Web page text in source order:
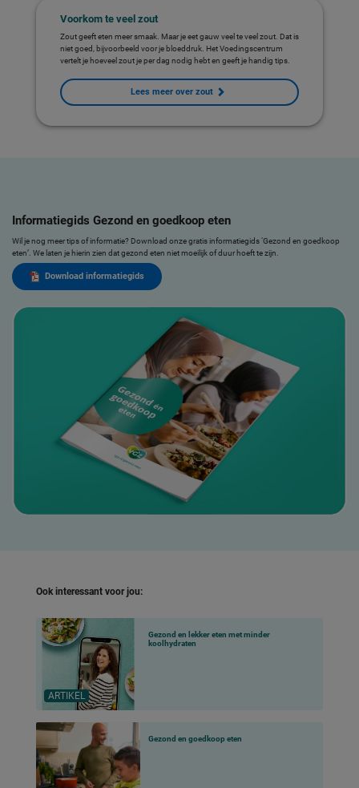
Voorkom te veel zout
Zout geeft eten meer smaak. Maar je eet gauw veel te veel zout. Dat is
niet goed, bijvoorbeeld voor je bloeddruk. Het Voedingscentrum
vertelt je hoeveel zout je per dag nodig hebt en geeft je handig tips.
Lees meer over zout
Informatiegids Gezond en goedkoop eten
Wil je nog meer tips of informatie? Download onze gratis informatiegids ‘Gezond en goedkoop
eten’. We laten je hierin zien dat gezond eten niet moeilijk of duur hoeft te zijn.
Download informatiegids
Ook interessant voor jou:
ARTIKEL
Gezond en lekker eten met minder
koolhydraten
Gezond en goedkoop eten